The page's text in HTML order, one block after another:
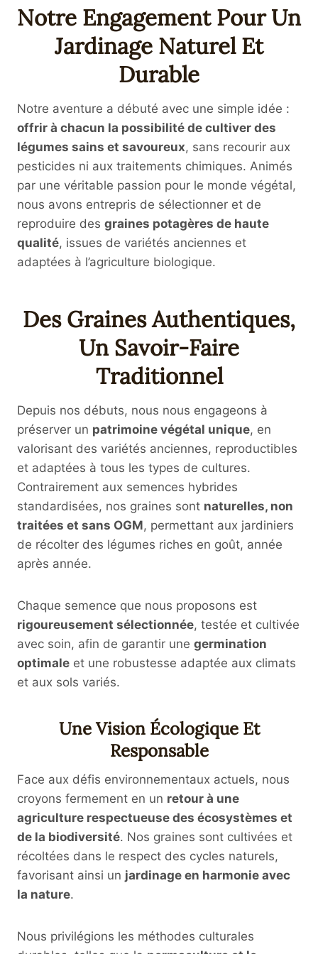
Notre Engagement Pour Un
Jardinage Naturel Et
Durable
Notre aventure a débuté avec une simple idée :
offrir à chacun la possibilité de cultiver des
légumes sains et savoureux, sans recourir aux
pesticides ni aux traitements chimiques. Animés
par une véritable passion pour le monde végétal,
nous avons entrepris de sélectionner et de
reproduire des graines potagères de haute
qualité, issues de variétés anciennes et
adaptées à l’agriculture biologique.
Des Graines Authentiques,
Un Savoir-Faire
Traditionnel
Depuis nos débuts, nous nous engageons à
préserver un patrimoine végétal unique, en
valorisant des variétés anciennes, reproductibles
et adaptées à tous les types de cultures.
Contrairement aux semences hybrides
standardisées, nos graines sont naturelles, non
traitées et sans OGM, permettant aux jardiniers
de récolter des légumes riches en goût, année
après année.
Chaque semence que nous proposons est
rigoureusement sélectionnée, testée et cultivée
avec soin, afin de garantir une germination
optimale et une robustesse adaptée aux climats
et aux sols variés.
Une Vision Écologique Et
Responsable
Face aux défis environnementaux actuels, nous
croyons fermement en un retour à une
agriculture respectueuse des écosystèmes et
de la biodiversité. Nos graines sont cultivées et
récoltées dans le respect des cycles naturels,
favorisant ainsi un jardinage en harmonie avec
la nature.
Nous privilégions les méthodes culturales